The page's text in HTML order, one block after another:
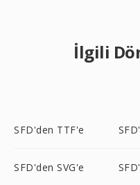
İlgili
SFD'den TTF'e
SFD'den SVG'e